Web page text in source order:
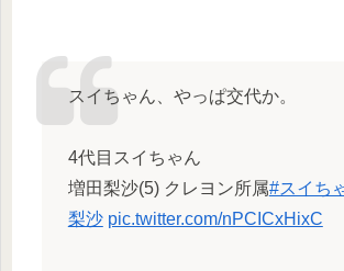
スイちゃん、やっぱ交代か。
4代目スイちゃん
増田梨沙(5) クレヨン所属#スイち
梨沙 pic.twitter.com/nPCICxHixC